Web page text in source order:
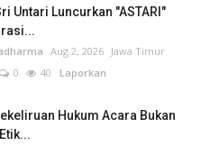
Untari Luncurkan "ASTARI"
Aug 2, 2026 Jawa Timur
0 40 Laporkan
Hukum Acara Bukan